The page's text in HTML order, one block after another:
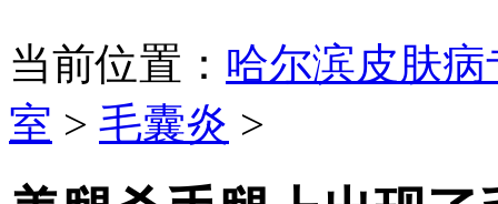
当前位置： 哈尔滨皮肤
室 > 毛囊炎 >